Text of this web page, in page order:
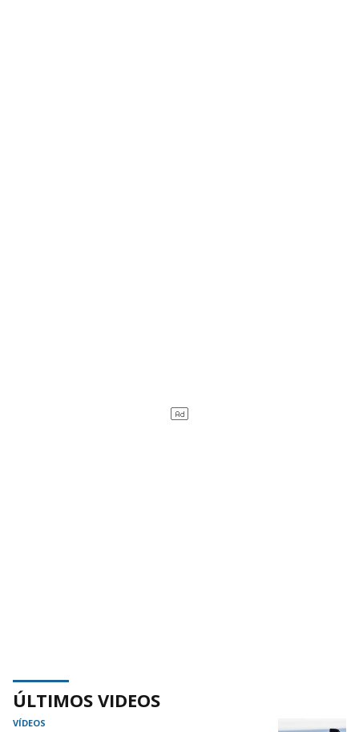
ÚLTIMOS VIDEOS
VÍDEOS